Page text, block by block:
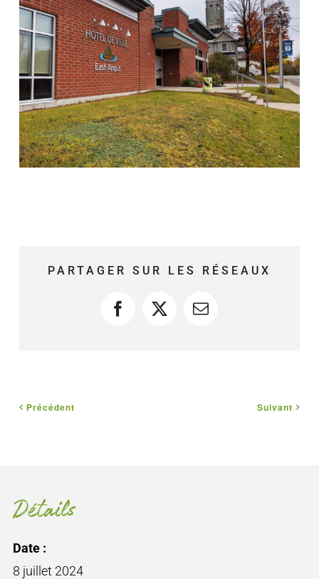
PARTAGER SUR LES RÉSEAUX
Facebook
X Courriel
Précédent Suivant
Détails
Date :
8 juillet 2024